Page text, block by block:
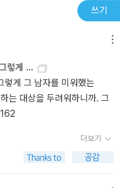
아 원주민인 '애버리진' 현지
를 하다가 이 사건이 연쇄살
사건 수사의 주변인에 머
심으로 밀려들어 갑니다. 어
타국으로 보내져 겪지 말았
니다. 반골 기질이 보이긴 하
낯선 땅에서 벌어진 이 사건
곤 전혀 예상치 못한 채, 앞으
야기의 시작을 맞이하게 됩
들도 혹여 말실수할까 봐 병
는지 알 수 있다. <박쥐>
시작점이 될 수 있다는 단순
결말이 때로는 간단하다는
편하게 보충해주기에 이해
큰 줄기는 사건 속에서의 해
다고 생각된다. 그러기에 해
우리들 세상에서의 일탈과
래도 왠지 조금은 낯선(뭐래
그렇게 단순한 사건이 아니
사건을 단순한 사건으로
류 형사와 함께 사건속으로
애버리진 출신인 앤드류는
에 대해 이야기 해 주기도
정을 쌓아갑니다. 그러던
상실감을 안겨주게 됩니다.
려는지 오토가 빨간색 야회
쓰기
렇게 ...
렇게 그 남자를 미워했는
는 대상을 두려워하니까. 그
더보기